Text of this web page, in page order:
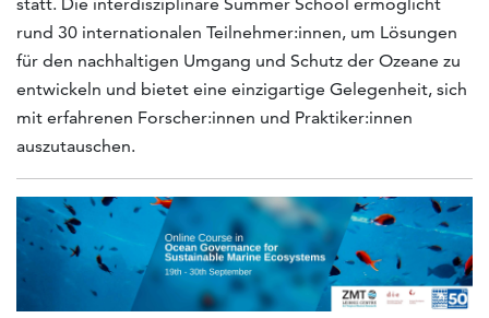
rund 30 internationalen Teilnehmer:innen, um Lösungen
für den nachhaltigen Umgang und Schutz der Ozeane zu
entwickeln und bietet eine einzigartige Gelegenheit, sich
mit erfahrenen Forscher:innen und Praktiker:innen
auszutauschen.